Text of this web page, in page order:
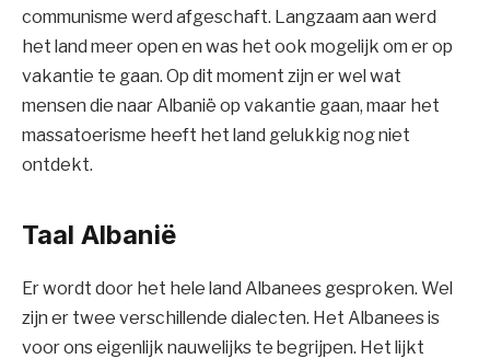
communisme werd afgeschaft. Langzaam aan werd
het land meer open en was het ook mogelijk om er op
vakantie te gaan. Op dit moment zijn er wel wat
mensen die naar Albanië op vakantie gaan, maar het
massatoerisme heeft het land gelukkig nog niet
ontdekt.
Taal Albanië
Er wordt door het hele land Albanees gesproken. Wel
zijn er twee verschillende dialecten. Het Albanees is
voor ons eigenlijk nauwelijks te begrijpen. Het lijkt